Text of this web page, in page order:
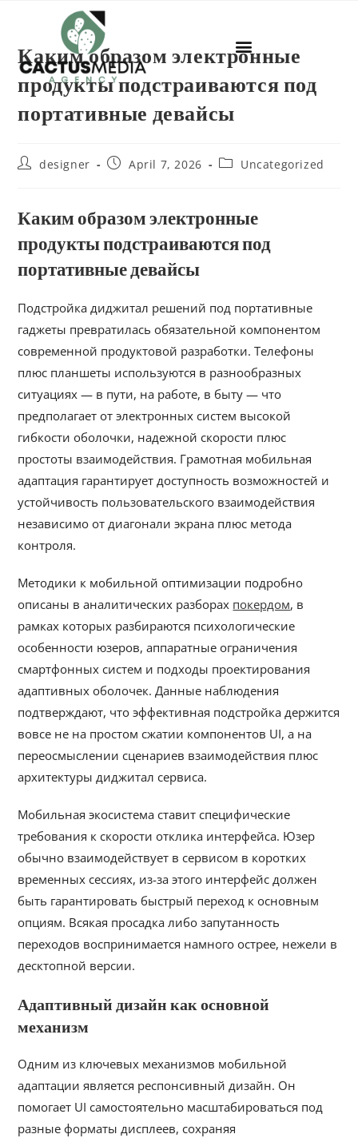
Каким образом электронные
продукты подстраиваются под
портативные девайсы
designer April 7, 2026 Uncategorized
Каким образом электронные
продукты подстраиваются под
портативные девайсы
Подстройка диджитал решений под портативные
гаджеты превратилась обязательной компонентом
современной продуктовой разработки. Телефоны
плюс планшеты используются в разнообразных
ситуациях — в пути, на работе, в быту — что
предполагает от электронных систем высокой
гибкости оболочки, надежной скорости плюс
простоты взаимодействия. Грамотная мобильная
адаптация гарантирует доступность возможностей и
устойчивость пользовательского взаимодействия
независимо от диагонали экрана плюс метода
контроля.
Методики к мобильной оптимизации подробно
описаны в аналитических разборах покердом, в
рамках которых разбираются психологические
особенности юзеров, аппаратные ограничения
смартфонных систем и подходы проектирования
адаптивных оболочек. Данные наблюдения
подтверждают, что эффективная подстройка держится
вовсе не на простом сжатии компонентов UI, а на
переосмыслении сценариев взаимодействия плюс
архитектуры диджитал сервиса.
Мобильная экосистема ставит специфические
требования к скорости отклика интерфейса. Юзер
обычно взаимодействует в сервисом в коротких
временных сессиях, из-за этого интерфейс должен
быть гарантировать быстрый переход к основным
опциям. Всякая просадка либо запутанность
переходов воспринимается намного острее, нежели в
десктопной версии.
Адаптивный дизайн как основной
механизм
Одним из ключевых механизмов мобильной
адаптации является респонсивный дизайн. Он
помогает UI самостоятельно масштабироваться под
разные форматы дисплеев, сохраняя